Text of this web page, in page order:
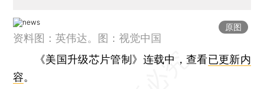
原图
资料图：英伟达。图：视觉中国
《美国升级芯片管制》连载中，查看已更新内
容。